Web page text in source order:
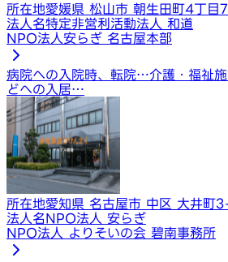
所在地愛媛県 松山市 朝生田町4丁目
法人名特定非営利活動法人 和道
NPO法人安らぎ 名古屋本部
病院への入院時、転院…介護・福祉
どへの入居…
所在地愛知県 名古屋市 中区 大井町
法人名NPO法人 安らぎ
NPO法人 よりそいの会 碧南事務所